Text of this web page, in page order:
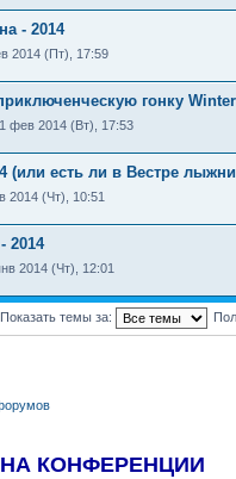
- 2014
2014 (Пт), 17:59
гонку
фев 2014 (Вт), 17:53
(или есть ли в Вестре
2014 (Чт), 10:51
2014
2014 (Чт), 12:01
Показать темы за:
КОНФЕРЕНЦИИ